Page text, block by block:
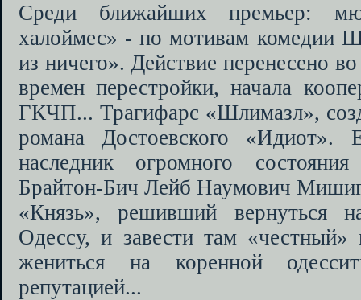
Среди ближайших премьер:
халоймес» - по мотивам комедии
из ничего». Действие перенесено
времен перестройки, начала
ГКЧП... Трагифарс «Шлимазл»,
романа Достоевского
наследник огромного
Брайтон-Бич Лейб Наумович
«Князь», решивший вернуться
Одессу, и завести там «честный»
жениться на коренной
репутацией...